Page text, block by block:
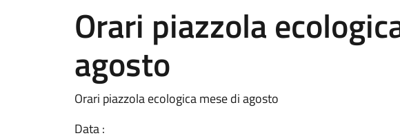
Orari piazzola
agosto
Orari piazzola ecologica mese di agosto
Data :